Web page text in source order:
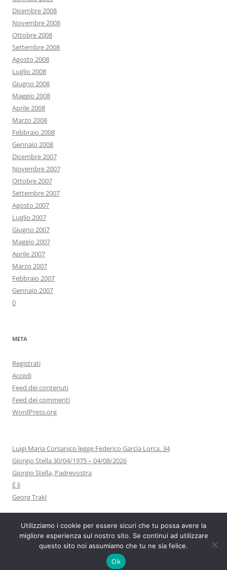
Dicembre 2008
Novembre 2008
Ottobre 2008
Settembre 2008
Agosto 2008
Luglio 2008
Giugno 2008
Maggio 2008
Aprile 2008
Marzo 2008
Febbraio 2008
Gennaio 2008
Dicembre 2007
Novembre 2007
Ottobre 2007
Settembre 2007
Agosto 2007
Luglio 2007
Giugno 2007
Maggio 2007
Aprile 2007
Marzo 2007
Febbraio 2007
Gennaio 2007
0
META
Registrati
Accedi
Feed dei contenuti
Feed dei commenti
WordPress.org
Luigi Maria Corsanico legge Federico Garcìa Lorca. 34
Giorgio Stella 30/04/1975 – 04/08/2026
Giorgio Stella, Padrevostra
È lì
Georg Trakl
Utilizziamo i cookie per essere sicuri che tu possa avere la
migliore esperienza sul nostro sito. Se continui ad utilizzare
questo sito noi assumiamo che tu ne sia felice.
Ok